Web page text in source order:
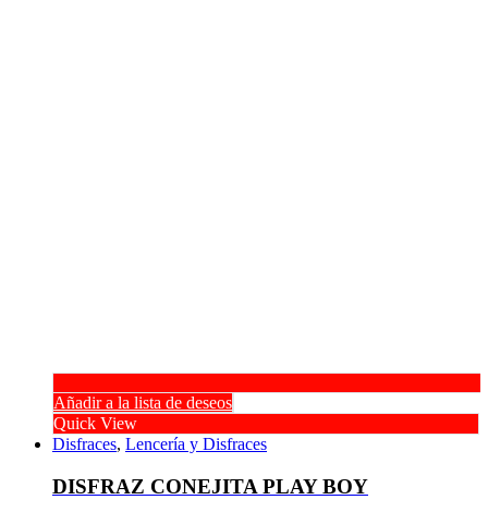
Añadir a la lista de deseos
Quick View
Disfraces, Lencería y Disfraces
DISFRAZ CONEJITA PLAY BOY